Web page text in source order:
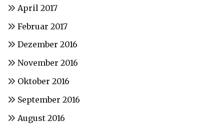
April 2017
Februar 2017
Dezember 2016
November 2016
Oktober 2016
September 2016
August 2016